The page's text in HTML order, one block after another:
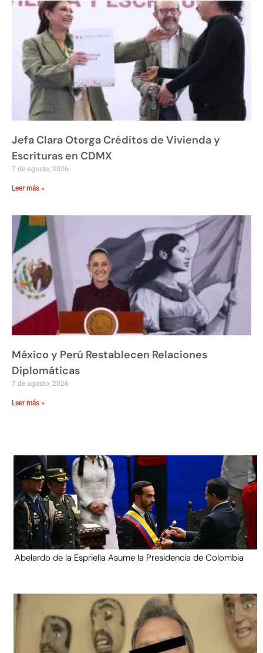
Jefa Clara Otorga Créditos de Vivienda y
Escrituras en CDMX
7 de agosto, 2026
Leer más »
México y Perú Restablecen Relaciones
Diplomáticas
7 de agosto, 2026
Leer más »
Abelardo de la Espriella Asume la Presidencia de Colombia